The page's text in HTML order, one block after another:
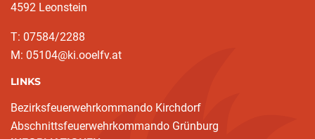
4592 Leonstein
T: 07584/2288
M: 05104@ki.ooelfv.at
LINKS
Bezirksfeuerwehrkommando Kirchdorf
Abschnittsfeuerwehrkommando Grünburg